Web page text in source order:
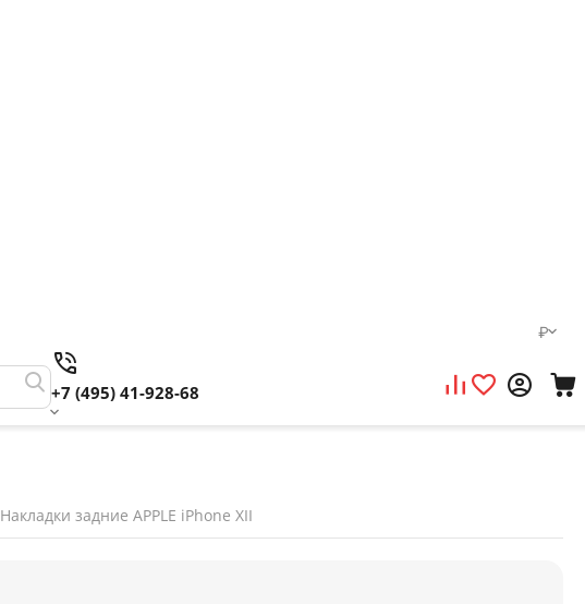
₽
+7 (495) 41-928-68
Накладки задние APPLE iPhone XII